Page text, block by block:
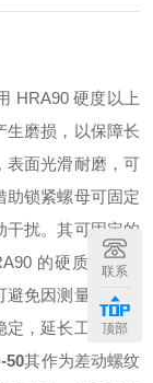
HRA90 硬度以上
生磨损，以保障长
表面光滑耐磨，可
助锁紧螺母可固定
干扰。其可固定的
的硬质合金打
免因测量面磨损
，延长工具的有
50其作为差动螺纹
联系
顶部